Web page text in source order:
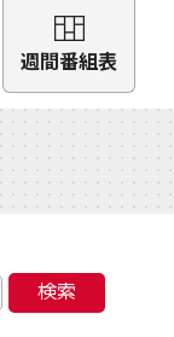
週間番組表
検索